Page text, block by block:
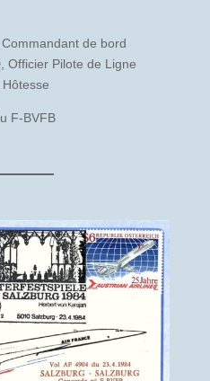
de bord
Officier Pilote de Ligne
F-BVFB